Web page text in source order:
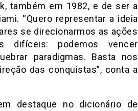
também em 1982, e de ser a
“Quero representar a ideia
se direcionarmos as ações
difíceis: podemos vencer
paradigmas. Basta nos
das conquistas”, conta a
destaque no dicionário de